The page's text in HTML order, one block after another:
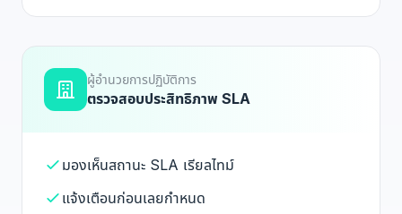
ผู้อำนวยการปฏิบัติการ
ตรวจสอบประสิทธิภาพ SLA
มองเห็นสถานะ SLA เรียลไทม์
แจ้งเตือนก่อนเลยกำหนด